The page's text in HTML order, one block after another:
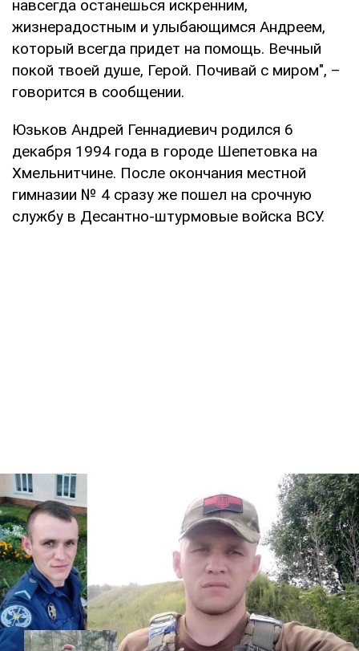
навсегда останешься искренним,
жизнерадостным и улыбающимся Андреем,
который всегда придет на помощь. Вечный
покой твоей душе, Герой. Почивай с миром", –
говорится в сообщении.
Юзьков Андрей Геннадиевич родился 6
декабря 1994 года в городе Шепетовка на
Хмельнитчине. После окончания местной
гимназии № 4 сразу же пошел на срочную
службу в Десантно-штурмовые войска ВСУ.